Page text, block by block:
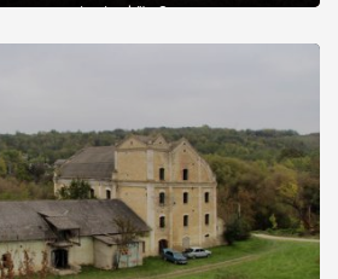
польські епітафії… Загалом цвинтар